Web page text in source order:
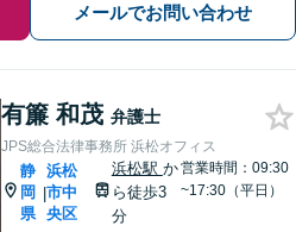
メールでお問い合わせ
有簾 和茂 弁護士
JPS総合法律事務所 浜松オフィス
静
岡
県
|
浜松
市中
央区
浜松駅 か
ら徒歩3
分
営業時間：09:30
~17:30（平日）